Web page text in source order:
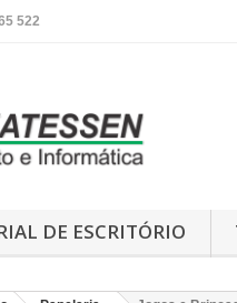
522
DE ESCRITÓRIO